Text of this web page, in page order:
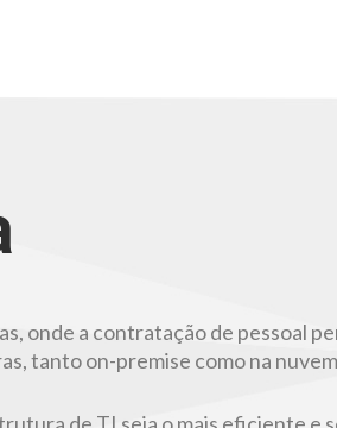
onde a contratação de pessoal
tanto on-premise como na
de TI seja o mais eficiente e